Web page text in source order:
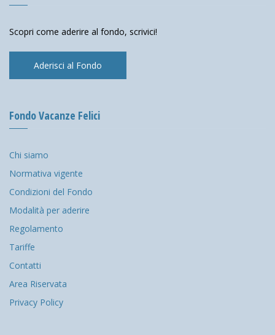
Scopri come aderire al fondo, scrivici!
Aderisci al Fondo
Fondo Vacanze Felici
Chi siamo
Normativa vigente
Condizioni del Fondo
Modalità per aderire
Regolamento
Tariffe
Contatti
Area Riservata
Privacy Policy